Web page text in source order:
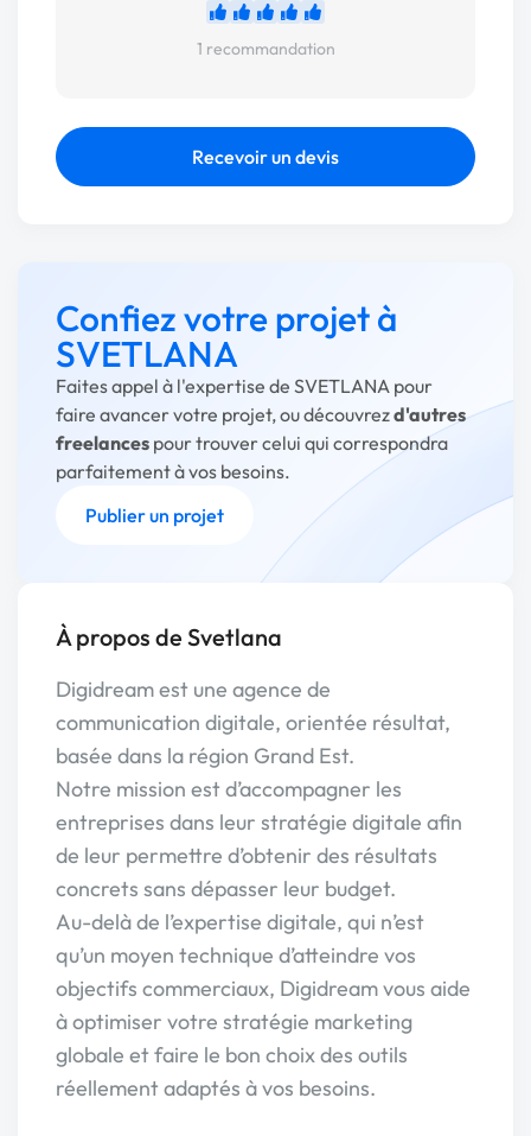
1 recommandation
Recevoir un devis
Confiez votre projet à
SVETLANA
Faites appel à l'expertise de SVETLANA pour
faire avancer votre projet, ou découvrezd'autres
freelances pour trouver celui qui correspondra
parfaitement à vos besoins.
Publier un projet
À propos de Svetlana
Digidream est une agence de
communication digitale, orientée résultat,
basée dans la région Grand Est.
Notre mission est d’accompagner les
entreprises dans leur stratégie digitale afin
de leur permettre d’obtenir des résultats
concrets sans dépasser leur budget.
Au-delà de l’expertise digitale, qui n’est
qu’un moyen technique d’atteindre vos
objectifs commerciaux, Digidream vous aide
à optimiser votre stratégie marketing
globale et faire le bon choix des outils
réellement adaptés à vos besoins.